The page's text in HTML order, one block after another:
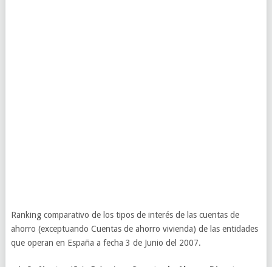
Ranking comparativo de los tipos de interés de las cuentas de
ahorro (exceptuando Cuentas de ahorro vivienda) de las entidades
que operan en España a fecha 3 de Junio del 2007.